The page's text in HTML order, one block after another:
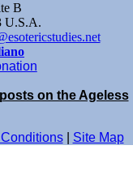
B
U.S.A.
on the Ageless
| Site Map